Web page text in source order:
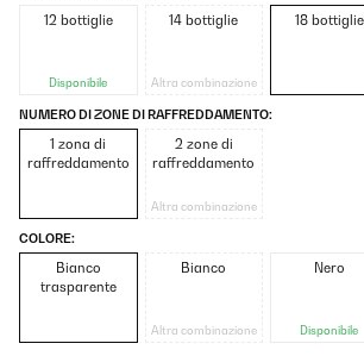
12 bottiglie
Disponibile
14 bottiglie
Altra combinazione
18 bottiglie
NUMERO DI ZONE DI RAFFREDDAMENTO:
1 zona di
raffreddamento
2 zone di
raffreddamento
Altra combinazione
COLORE:
Bianco
trasparente
Bianco
Altra combinazione
Nero
Disponibile